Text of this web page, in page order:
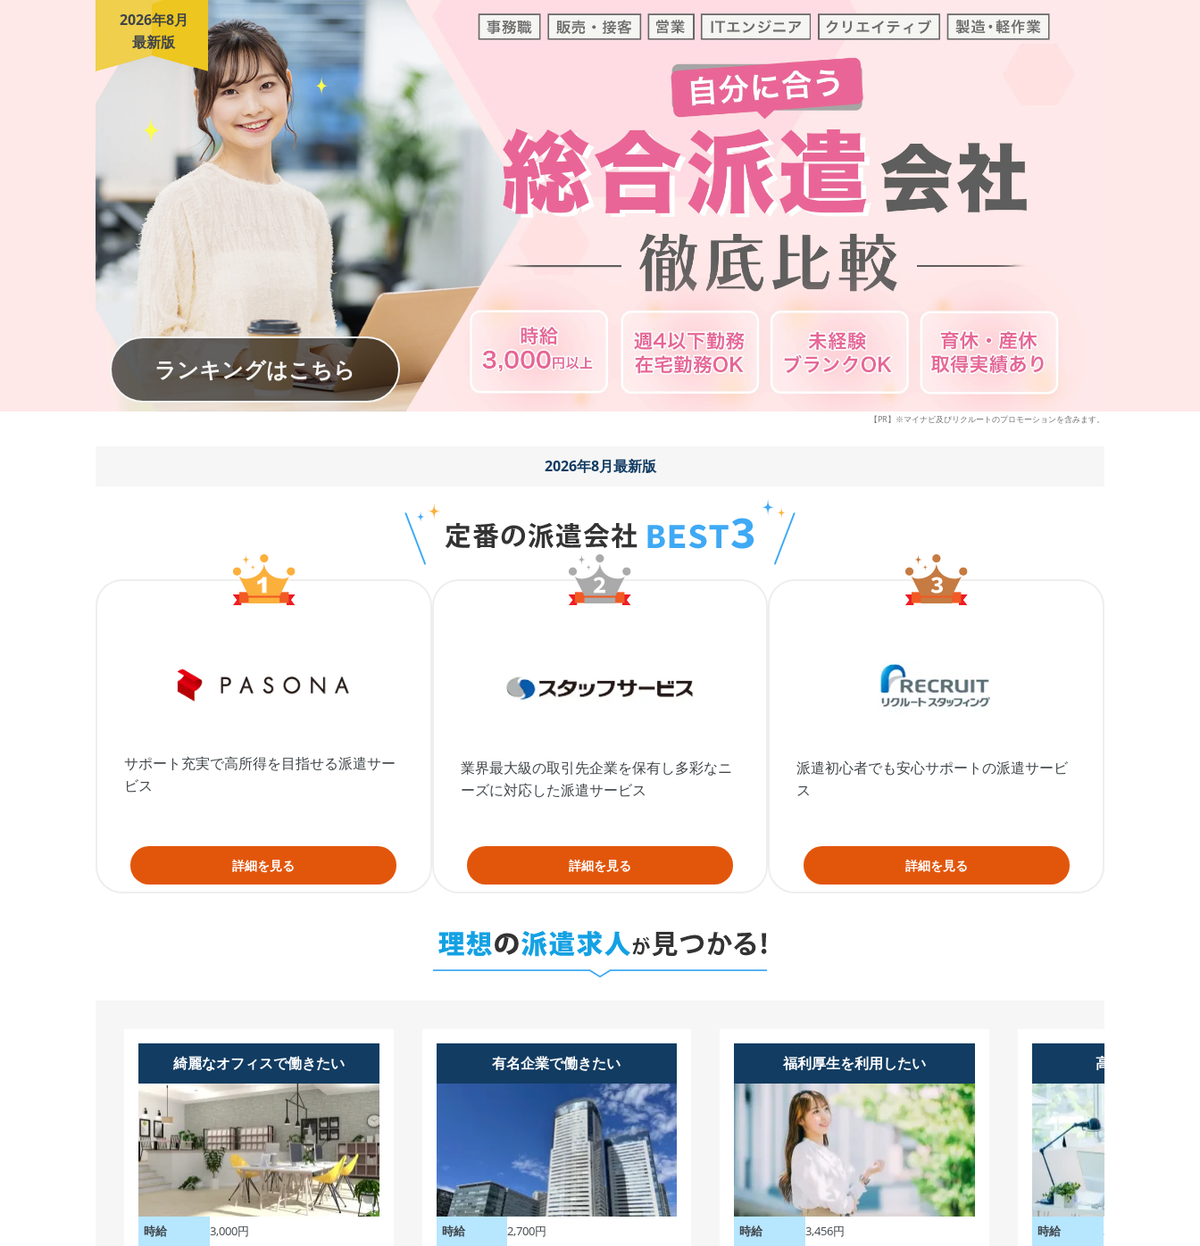
ランキングはこちら
2026年8月
最新版
【PR】※マイナビ及びリクルートのプロモーションを含みます。
2026年8月最新版
サポート充実で高所得を目指せる派遣サー
ビス
詳細を見る
業界最大級の取引先企業を保有し多彩なニ
ーズに対応した派遣サービス
詳細を見る
派遣初心者でも安心サポートの派遣サービ
ス
詳細を見る
綺麗なオフィスで働きたい
時給
3,000円
有名企業で働きたい
時給
2,700円
福利厚生を利用したい
時給
3,456円
高時給で働きた
時給
3,500円